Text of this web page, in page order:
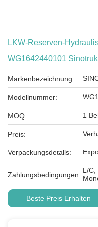
LKW-Reserven-
WG1642440101
Markenbezeichnung:
Modellnummer:
MOQ: 1
Preis:
Verpackungsdetails:
Zahlungsbedingungen:
L/C,
Beste Preis Erhalten